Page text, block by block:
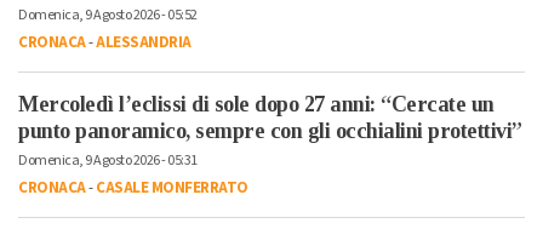
Domenica, 9 Agosto 2026 - 05:52
CRONACA-ALESSANDRIA
Mercoledì l’eclissi di sole dopo 27 anni: “Cercate un
punto panoramico, sempre con gli occhialini protettivi”
Domenica, 9 Agosto 2026 - 05:31
CRONACA-CASALE MONFERRATO